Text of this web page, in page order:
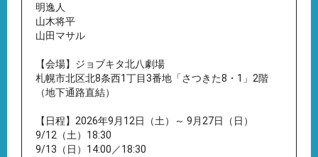
明逸人
山木将平
山田マサル
【会場】ジョブキタ北八劇場
札幌市北区北8条西1丁目3番地「さつきた8・1」2階
（地下通路直結）
【日程】2026年9月12日（土）～ 9月27日（日）
9/12（土）18:30
9/13（日）14:00／18:30